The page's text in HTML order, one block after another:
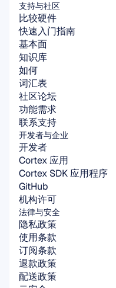
支持与社区
比较硬件
快速入门指南
基本面
知识库
如何
词汇表
社区论坛
功能需求
联系支持
开发者与企业
开发者
Cortex 应用
Cortex SDK 应用程序
GitHub
机构许可
法律与安全
隐私政策
使用条款
订阅条款
退款政策
配送政策